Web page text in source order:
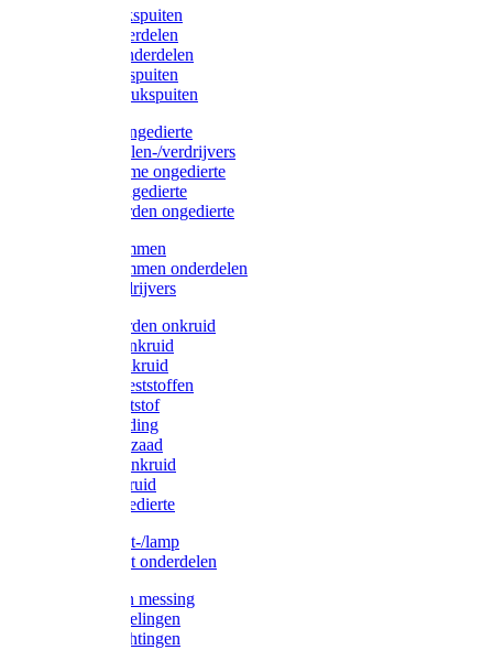
Gloria drukspuiten
Gloria onderdelen
Gardena onderdelen
Dario drukspuiten
Gardena drukspuiten
Diversen ongedierte
Insectenvallen-/verdrijvers
Protect Home ongedierte
Solabiol ongedierte
Protect Garden ongedierte
Mollenklemmen
Mollenklemmen onderdelen
Mollenverdrijvers
Protect Garden onkruid
Diversen onkruid
Solabiol onkruid
Solabiol meststoffen
Pokon meststof
Pokon voeding
Pokon graszaad
Roundup onkruid
Pokon onkruid
Pokon ongedierte
Vliegenkast-/lamp
Vliegenkast onderdelen
Zuigkorven messing
Geka koppelingen
Geka afdichtingen